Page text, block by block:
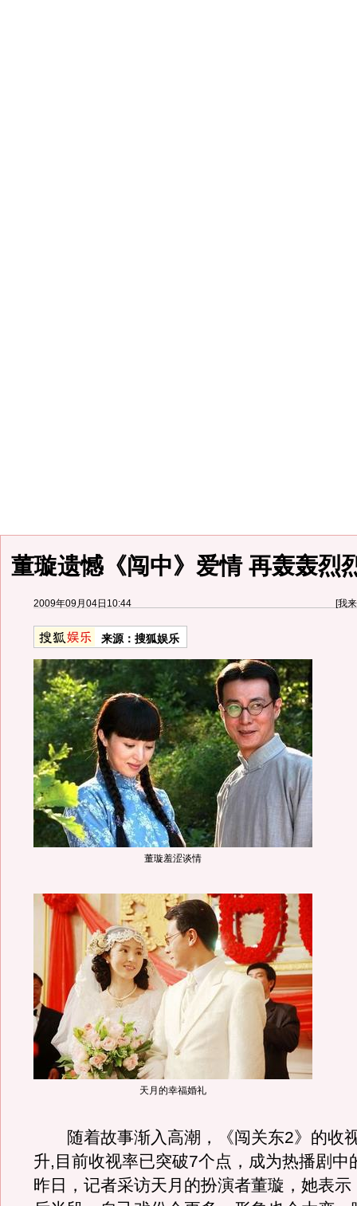
董璇遗憾《闯中》爱情 再轰轰烈
2009年09月04日10:44 [我
来源： 搜狐娱乐
董璇羞涩谈情
天月的幸福婚礼
随着故事渐入高潮，《闯关东2》的收
升,目前收视率已突破7个点，成为热播剧中
昨日，记者采访天月的扮演者董璇，她表示